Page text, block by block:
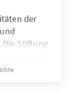
der
Die Stiftung